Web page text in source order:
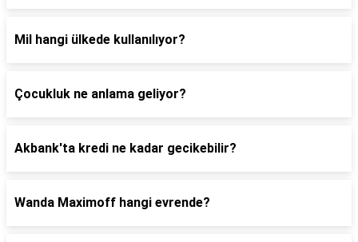
Mil hangi ülkede kullanılıyor?
Çocukluk ne anlama geliyor?
Akbank'ta kredi ne kadar gecikebilir?
Wanda Maximoff hangi evrende?